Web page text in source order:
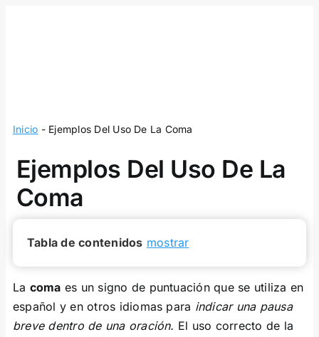
Inicio - Ejemplos Del Uso De La Coma
Ejemplos Del Uso De La
Coma
Tabla de contenidos mostrar
La coma es un signo de puntuación que se utiliza en
español y en otros idiomas para indicar una pausa
breve dentro de una oración. El uso correcto de la